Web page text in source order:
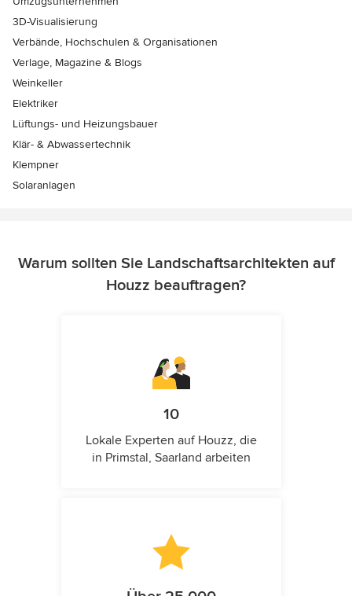
3D-Visualisierung
Verbände, Hochschulen & Organisationen
Verlage, Magazine & Blogs
Weinkeller
Elektriker
Lüftungs- und Heizungsbauer
Klär- & Abwassertechnik
Klempner
Solaranlagen
Warum sollten Sie Landschaftsarchitekten auf
Houzz beauftragen?
10
Lokale Experten auf Houzz, die
in Primstal, Saarland arbeiten